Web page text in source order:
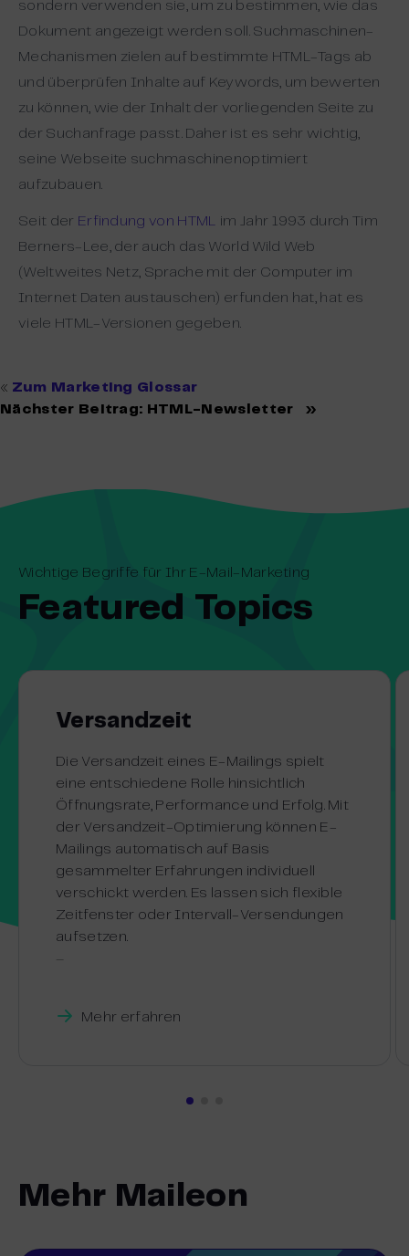
sondern verwenden sie, um zu bestimmen, wie das
Dokument angezeigt werden soll. Suchmaschinen-
Mechanismen zielen auf bestimmte HTML-Tags ab
und überprüfen Inhalte auf Keywords, um bewerten
zu können, wie der Inhalt der vorliegenden Seite zu
der Suchanfrage passt. Daher ist es sehr wichtig,
seine Webseite suchmaschinenoptimiert
aufzubauen.
Seit der Erfindung von HTML im Jahr 1993 durch Tim
Berners-Lee, der auch das World Wild Web
(Weltweites Netz, Sprache mit der Computer im
Internet Daten austauschen) erfunden hat, hat es
viele HTML-Versionen gegeben.
« Zum Marketing Glossar
Nächster Beitrag: HTML-Newsletter »
Wichtige Begriffe für Ihr E-Mail-Marketing
Featured Topics
Versandzeit
Die Versandzeit eines E-Mailings spielt
eine entschiedene Rolle hinsichtlich
Öffnungsrate, Performance und Erfolg. Mit
der Versandzeit-Optimierung können E-
Mailings automatisch auf Basis
gesammelter Erfahrungen individuell
verschickt werden. Es lassen sich flexible
Zeitfenster oder Intervall-Versendungen
aufsetzen.
–
Mehr erfahren
Mehr Maileon